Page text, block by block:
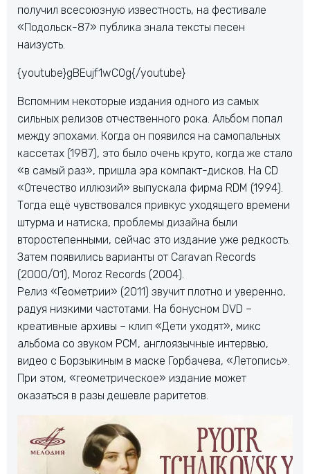
получил всесоюзную известность, на фестивале
«Подольск-87» публика знала тексты песен
наизусть.
{youtube}gBEujf1wCOg{/youtube}
Вспомним некоторые издания одного из самых
сильных релизов отчественного рока. Альбом попал
между эпохами. Когда он появился на самопальных
кассетах (1987), это было очень круто, когда же стало
«в самый раз», пришла эра компакт-дисков. На CD
«Отечество иллюзий» выпускала фирма RDM (1994).
Тогда ещё чувствовался привкус уходящего времени
штурма и натиска, проблемы дизайна были
второстепенными, сейчас это издание уже редкость.
Затем появились варианты от Caravan Records
(2000/01), Moroz Records (2004).
Релиз «Геометрии» (2011) звучит плотно и уверенно,
радуя низкими частотами. На бонусном DVD –
креативные архивы – клип «Дети уходят», микс
альбома со звуком PCM, англоязычные интервью,
видео с Борзыкиным в маске Горбачева, «Летопись».
При этом, «геометрическое» издание может
оказаться в разы дешевле раритетов.